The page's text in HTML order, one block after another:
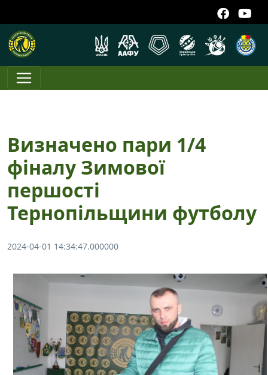
Визначено пари 1/4
фіналу Зимової
першості
Тернопільщини футболу
2024-04-01 14:34:47.000000